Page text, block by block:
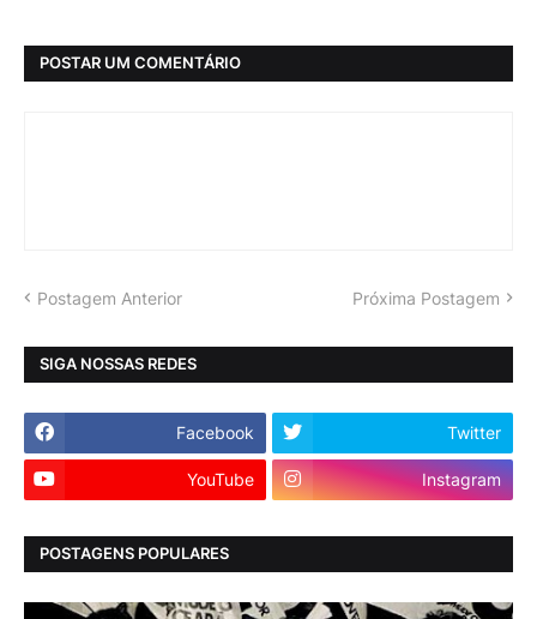
POSTAR UM COMENTÁRIO
Postagem Anterior Próxima Postagem
SIGA NOSSAS REDES
Facebook Twitter
YouTube Instagram
POSTAGENS POPULARES